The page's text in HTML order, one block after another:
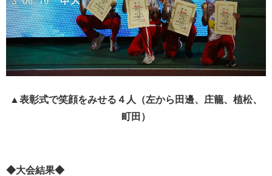
▲表彰式で笑顔をみせる４人（左から田邊、庄籠、植松、
町田）
◆大会結果◆